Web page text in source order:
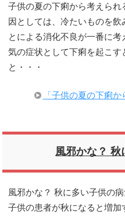
子供の夏の下痢から考えら
因としては、冷たいものを
とによる消化不良が一番に
気の症状として下痢を起こ
と・・・
「子供の夏の下痢
風邪かな？ 秋
風邪かな？ 秋に多い子供の
子供の患者が秋になると増